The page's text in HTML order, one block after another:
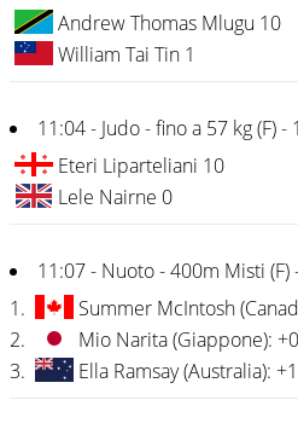
Andrew Thomas Mlugu 10
William Tai Tin 1
11:04 - Judo - fino a 57 kg (F) -
Eteri Liparteliani 10
Lele Nairne 0
11:07 - Nuoto - 400m Misti (F)
1.
Summer McIntosh
2.
Mio Narita (Giappone):
3.
Ella Ramsay (Australia):